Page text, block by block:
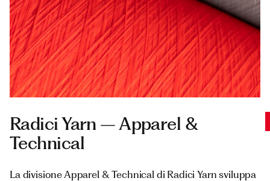
Radici Yarn – Apparel &
Technical
La divisione Apparel & Technical di Radici Yarn sviluppa